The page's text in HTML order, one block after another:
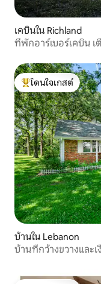
เคบินใน Richland
ที่พักอาร์เบอร์เคบิน เ
โดนใจเกสต์ที่สุด
โดนใจเกสต์
บ้านใน Lebanon
บ้านที่กว้างขวางและ